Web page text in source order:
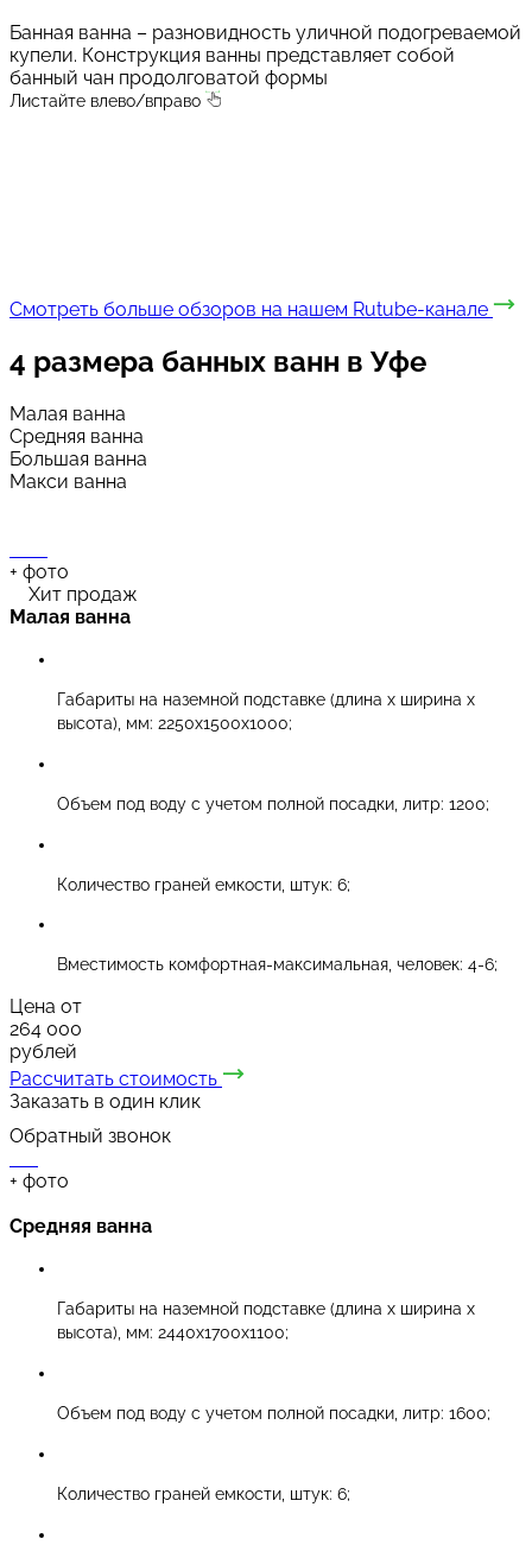
Банная ванна – разновидность уличной подогреваемой
купели. Конструкция ванны представляет собой
банный чан продолговатой формы
Листайте влево/вправо
Смотреть больше обзоров на нашем Rutube-канале
4 размера банных ванн в Уфе
Малая ванна
Средняя ванна
Большая ванна
Макси ванна
+ фото
Хит продаж
Малая ванна
Габариты на наземной подставке (длина х ширина х
высота), мм: 2250х1500х1000;
Объем под воду с учетом полной посадки, литр: 1200;
Количество граней емкости, штук: 6;
Вместимость комфортная-максимальная, человек: 4-6;
Цена от
264 000
рублей
Рассчитать стоимость
Заказать в один клик
Обратный звонок
+ фото
Средняя ванна
Габариты на наземной подставке (длина х ширина х
высота), мм: 2440х1700х1100;
Объем под воду с учетом полной посадки, литр: 1600;
Количество граней емкости, штук: 6;